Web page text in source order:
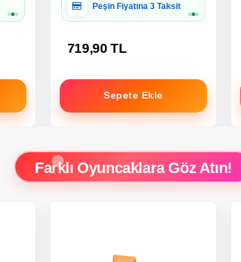
Hediye Paketine Uygun
719,90 TL
Sepete Ekle
Farklı Oyuncaklara Göz Atın!